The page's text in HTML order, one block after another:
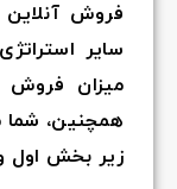
فروش
سایر
میزان فروش
همچنین، شما
زیر بخش اول و